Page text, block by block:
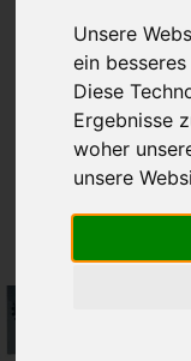
Unsere
ein
Diese
Ergebnisse
woher
unsere